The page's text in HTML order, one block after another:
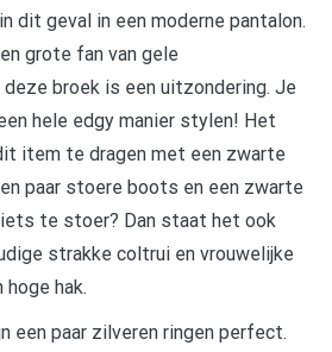
dit geval in een moderne pantalon.
grote fan van gele
broek is een uitzondering. Je
hele edgy manier stylen! Het
item te dragen met een zwarte
paar stoere boots en een zwarte
te stoer? Dan staat het ook
strakke coltrui en vrouwelijke
hak.
een paar zilveren ringen perfect.